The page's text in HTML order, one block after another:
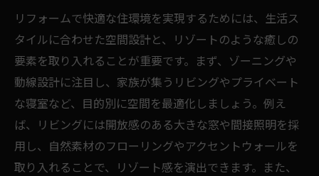
リフォームで快適な住環境を実現するためには、生活ス
タイルに合わせた空間設計と、リゾートのような癒しの
要素を取り入れることが重要です。まず、ゾーニングや
動線設計に注目し、家族が集うリビングやプライベート
な寝室など、目的別に空間を最適化しましょう。例え
ば、リビングには開放感のある大きな窓や間接照明を採
用し、自然素材のフローリングやアクセントウォールを
取り入れることで、リゾート感を演出できます。また、